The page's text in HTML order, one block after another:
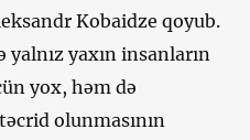
Kobaidze qoyub.
yaxın insanların
yox, həm də
olunmasının